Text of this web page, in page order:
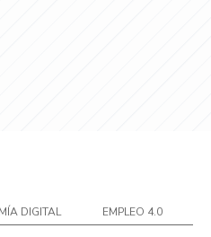
DIGITAL EMPLEO 4.0